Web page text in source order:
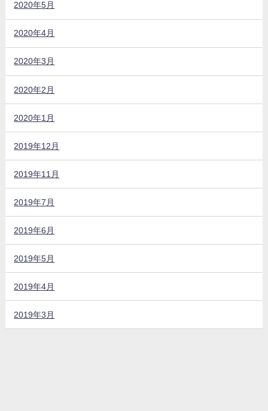
2020年5月
2020年4月
2020年3月
2020年2月
2020年1月
2019年12月
2019年11月
2019年7月
2019年6月
2019年5月
2019年4月
2019年3月